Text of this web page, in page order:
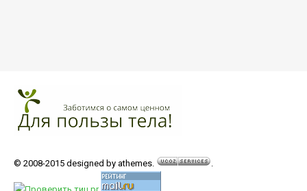
© 2008-2015 designed by athemes. .